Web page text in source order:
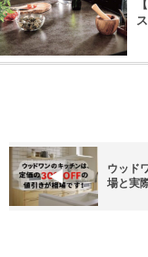
ウッド
場と実